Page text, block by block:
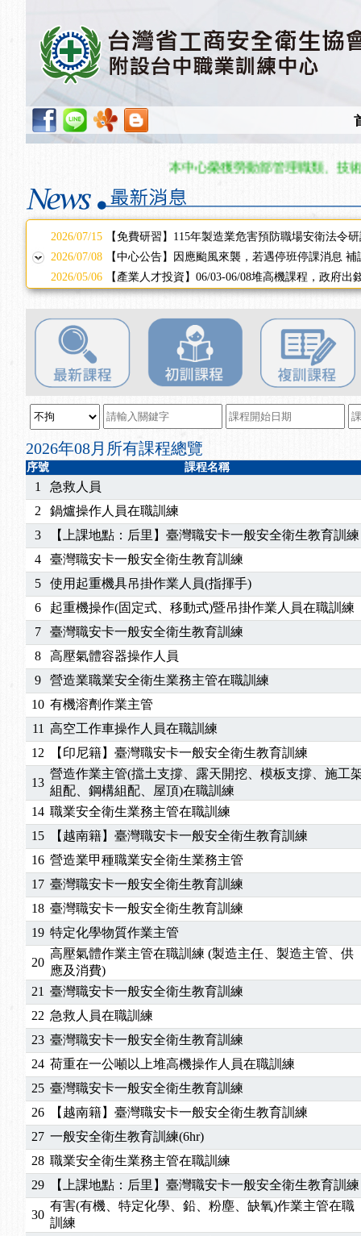
本中心榮獲勞動部管理職類、技術職
2025/11/10
【中心公告】因應颱風來襲，若遇停班停課消息
2025/10/30【進修課程】2026年，課程意見蒐集~
2025/08/20 【進修課程】SDS格式百百種？專業講師帶您判斷
2025/08/12
【中心公告】因應颱風來襲，若遇停班停課消息
2025/07/06【中心公告】颱風假114/07/07停班停課
2025/06/06【進修課程】～～前導課程看這邊推出囉～～
【進修課程】要怎麼進修自我？課程百百種選擇好
2025/01/21
「高壓氣體製造安全主任」、「隧道等襯砌作業
訓測驗
2025/01/15【線上課程】碳中和核心職能系列課程資訊
2026/07/15 【免費研習】115年製造業危害預防職場安衛法令
2026/07/08 【中心公告】因應颱風來襲，若遇停班停課消息
2026/05/06 【產業人才投資】06/03-06/08堆高機課程，政府
2026/04/24【製程安全評估人員】開課囉
2025/11/11【中心公告】颱風假11/12停班停課
2025/11/10
【中心公告】因應颱風來襲，若遇停班停課消息
2025/10/30
【進修課程】2026年，課程意見蒐集~
2025/08/20【進修課程】SDS格式百百種？專業講師帶您判斷
2025/08/12【中心公告】因應颱風來襲，若遇停班停課消息 補
2025/07/06
【中心公告】颱風假114/07/07停班停課
2025/06/06【進修課程】～～前導課程看這邊推出囉～～
2025/05/29【進修課程】前導課程推出公告！
2025/04/28【進修課程】要怎麼進修自我？課程百百種選擇好
2025/01/21「高壓氣體製造安全主任」、「隧道等襯砌作業主
訓測驗
2025/01/15【線上課程】碳中和核心職能系列課程資訊
2026/07/15【免費研習】115年製造業危害預防職場安衛法令
2026/07/08【中心公告】因應颱風來襲，若遇停班停課消息 補
2026/05/06【產業人才投資】06/03-06/08堆高機課程，政府出
2026/04/24【製程安全評估人員】開課囉
2025/11/11【中心公告】颱風假11/12停班停課
2025/11/10 【中心公告】因應颱風來襲，若遇停班停課消息
2025/10/30【進修課程】2026年，課程意見蒐集~
2025/08/20【進修課程】SDS格式百百種？專業講師帶您判斷
2025/08/12【中心公告】因應颱風來襲，若遇停班停課消息 補
2025/07/06【中心公告】颱風假114/07/07停班停課
2025/06/06【進修課程】～～前導課程看這邊推出囉～～
2025/05/29 【進修課程】前導課程推出公告！
2025/04/28【進修課程】要怎麼進修自我？課程百百種選擇好
2025/01/21「高壓氣體製造安全主任」、「隧道等襯砌作業主
訓測驗
2025/01/15【線上課程】碳中和核心職能系列課程資訊
2026/07/15 【免費研習】115年製造業危害預防職場安衛法令
2026/07/08【中心公告】因應颱風來襲，若遇停班停課消息 補
2026/05/06【產業人才投資】06/03-06/08堆高機課程，政府出
2026/04/24 【製程安全評估人員】開課囉
2025/11/11【中心公告】颱風假11/12停班停課
2025/11/10
【中心公告】因應颱風來襲，若遇停班停課消息
2025/10/30【進修課程】2026年，課程意見蒐集~
2025/08/20【進修課程】SDS格式百百種？專業講師帶您判斷
2025/08/12【中心公告】因應颱風來襲，若遇停班停課消息 補
2025/07/06 【中心公告】颱風假114/07/07停班停課
2025/06/06【進修課程】～～前導課程看這邊推出囉～～
2025/05/29【進修課程】前導課程推出公告！
2025/04/28【進修課程】要怎麼進修自我？課程百百種選擇好
2025/01/21「高壓氣體製造安全主任」、「隧道等襯砌作業主
訓測驗
2025/01/15【線上課程】碳中和核心職能系列課程資訊
2026/07/15 【免費研習】115年製造業危害預防職場安衛法令
2026/07/08【中心公告】因應颱風來襲，若遇停班停課消息 補
2026/05/06【產業人才投資】06/03-06/08堆高機課程，政府出
2026/04/24【製程安全評估人員】開課囉
2025/11/11
2026年08月所有課程總覽
序號 課程名稱
1
急救人員
2
鍋爐操作人員在職訓練
3
【上課地點：后里】臺灣職安卡一般安全衛生教育訓練
4
臺灣職安卡一般安全衛生教育訓練
5
使用起重機具吊掛作業人員(指揮手)
6
起重機操作(固定式、移動式)暨吊掛作業人員在職訓練
7
臺灣職安卡一般安全衛生教育訓練
8
高壓氣體容器操作人員
9
營造業職業安全衛生業務主管在職訓練
10 有機溶劑作業主管
11 高空工作車操作人員在職訓練
12
【印尼籍】臺灣職安卡一般安全衛生教育訓練
13
營造作業主管(擋土支撐、露天開挖、模板支撐、施工
組配、鋼構組配、屋頂)在職訓練
14 職業安全衛生業務主管在職訓練
15
【越南籍】臺灣職安卡一般安全衛生教育訓練
16 營造業甲種職業安全衛生業務主管
17 臺灣職安卡一般安全衛生教育訓練
18 臺灣職安卡一般安全衛生教育訓練
19 特定化學物質作業主管
20
高壓氣體作業主管在職訓練 (製造主任、製造主管、供
應及消費)
21 臺灣職安卡一般安全衛生教育訓練
22 急救人員在職訓練
23 臺灣職安卡一般安全衛生教育訓練
24 荷重在一公噸以上堆高機操作人員在職訓練
25 臺灣職安卡一般安全衛生教育訓練
26
【越南籍】臺灣職安卡一般安全衛生教育訓練
27 一般安全衛生教育訓練(6hr)
28 職業安全衛生業務主管在職訓練
29
【上課地點：后里】臺灣職安卡一般安全衛生教育訓練
30
有害(有機、特定化學、鉛、粉塵、缺氧)作業主管在職
訓練